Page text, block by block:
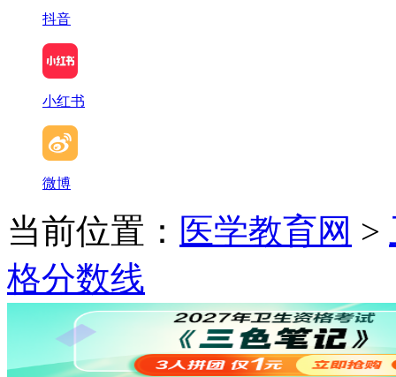
抖音
小红书
微博
当前位置： 医学教育网 >
格分数线